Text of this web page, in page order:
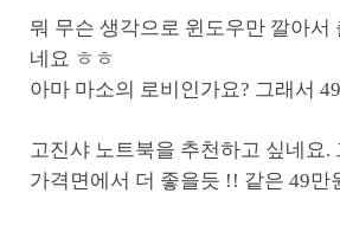
뭐 무슨 생각으로 윈도우만 깔아서
네요 ㅎㅎ
아마 마소의 로비인가요? 그래서
고진샤 노트북을 추천하고 싶네요.
가격면에서 더 좋을듯 !! 같은 49만